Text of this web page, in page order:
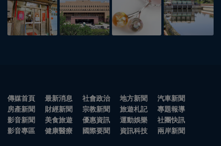
傳媒首頁 最新消息 社會政治 地方新聞
汽車新聞
房產新聞
財經新聞 宗教新聞 旅遊札記
專題報導
影音新聞
美食旅遊 優惠資訊 運動娛樂
社團快訊
影音專區
健康醫療 國際要聞 資訊科技 兩岸新聞